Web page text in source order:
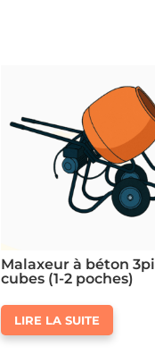
Malaxeur à béton 3pi
cubes (1-2 poches)
LIRE LA SUITE